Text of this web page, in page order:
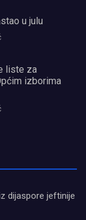
u julu
liste za
izborima
dijaspore jeftinije